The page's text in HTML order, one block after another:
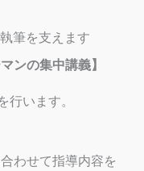
筆を支えます
ンの集中講義】
います。
わせて指導内容を